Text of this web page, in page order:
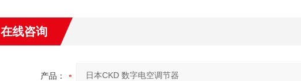
在线咨询
产品：